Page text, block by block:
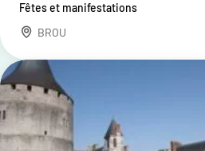
Fêtes et manifestations
BROU